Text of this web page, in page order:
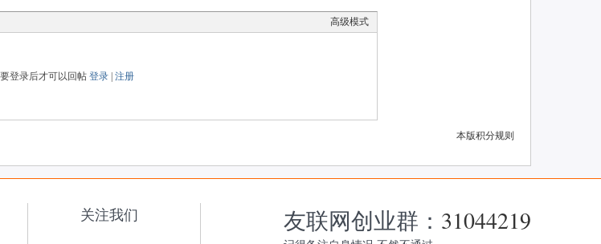
高级模式
登录后才可以回帖 登录 注册
本版积分规则
关注我们 友联网创业群： 31044219